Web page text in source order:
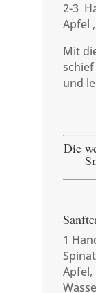
2-3
Apfel
Mit
und
Die
1
Apfel,